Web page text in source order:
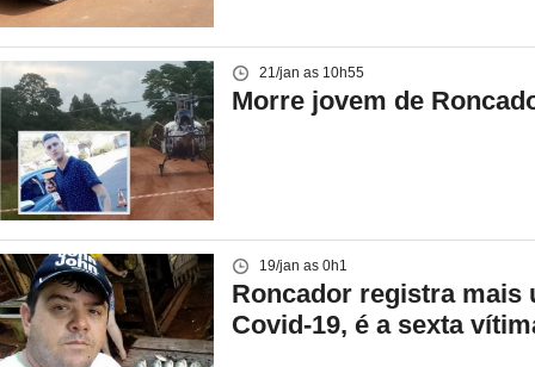
21/jan as 10h55
Morre jovem de
19/jan as 0h1
Roncador registra mais
Covid-19, é a sexta